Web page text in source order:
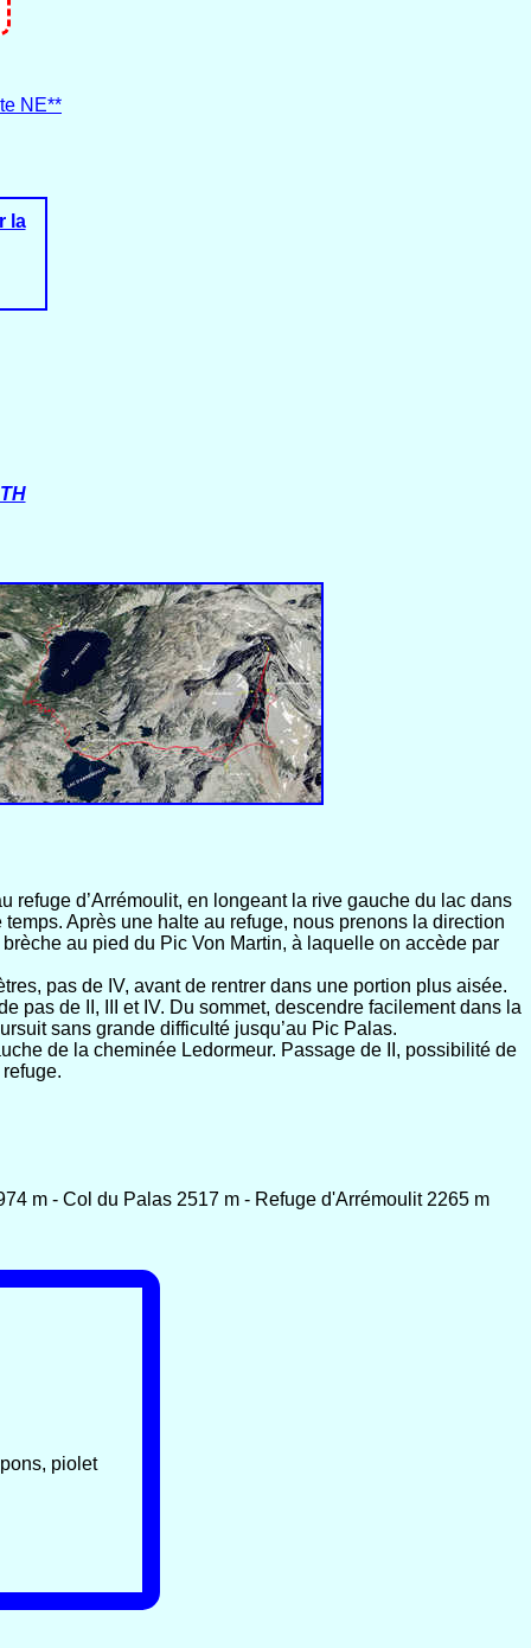
NE**
la
refuge d’Arrémoulit, en longeant la rive gauche du lac dans
Après une halte au refuge, nous prenons la direction
au pied du Pic Von Martin, à laquelle on accède par
pas de IV, avant de rentrer dans une portion plus aisée.
pas de II, III et IV. Du sommet, descendre facilement dans la
sans grande difficulté jusqu’au Pic Palas.
de la cheminée Ledormeur. Passage de II, possibilité de
m - Col du Palas 2517 m - Refuge d'Arrémoulit 2265 m
piolet